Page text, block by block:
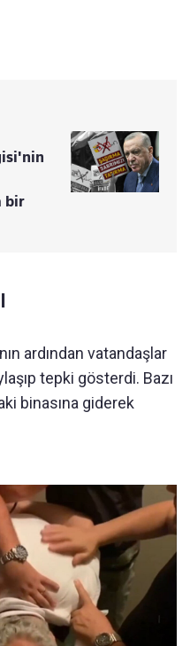
bir
ardından vatandaşlar
tepki gösterdi. Bazı
binasına giderek